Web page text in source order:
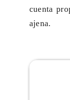
cuenta
ajena.